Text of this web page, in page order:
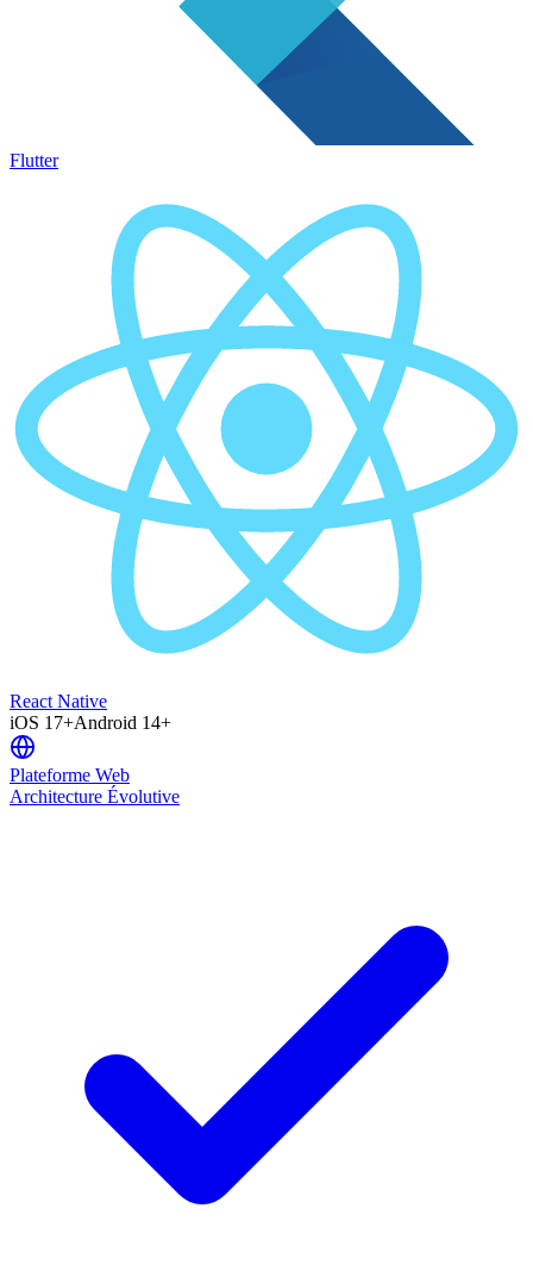
Flutter
React Native
iOS 17+Android 14+
Plateforme Web
Architecture Évolutive